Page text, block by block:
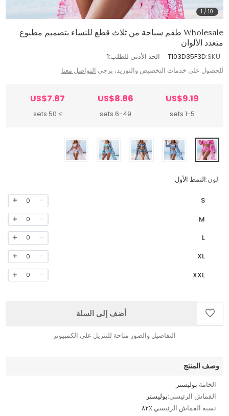
1 /10
Wholesale طقم سباحة من ثلاث قطع للنساء بتصميم مطبوع
متعدد الألوان
SKU:
T103D35F3D الحد الأدنى للطلب:1
للحصول على خدمات التخصيص والتوريد، يرجى التواصل معنا
US$9.19
1-5 sets
US$8.86
6-49 sets
US$7.87
≥ 50 sets
لون:النمط الأول
S
0
M
0
L
0
XL
0
XXL
0
أضف إلى السلة
التفاصيل والصور متاحة للتنزيل على الكمبيوتر
وصف المنتج
الخامة:بوليستر
القماش الرئيسي:بوليستر
نسبة القماش الرئيسي:٪٨٢